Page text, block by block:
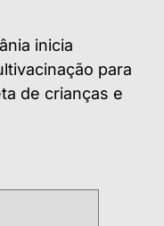
inicia
para
de crianças e